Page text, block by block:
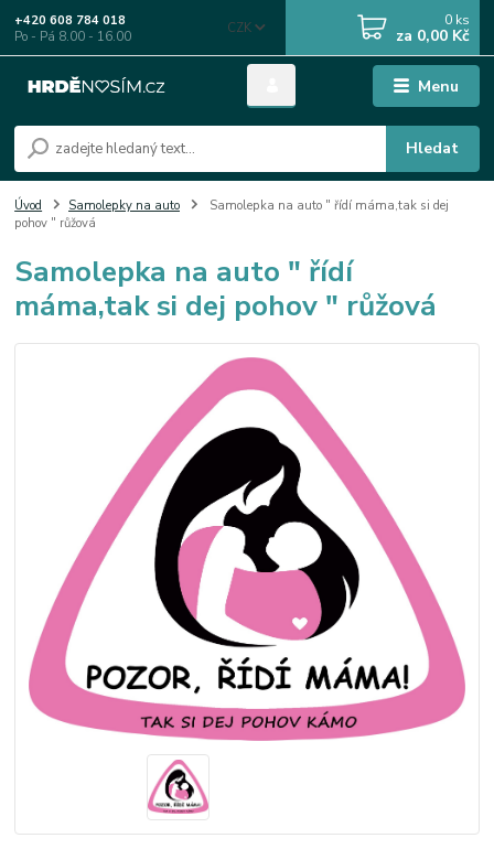
Menu
CZK
Hledat
+420 608 784 018
Po - Pá 8.00 - 16.00
0 ks
za 0,00 Kč
Úvod Samolepky na auto
Samolepka na auto " řídí máma,tak si dej
pohov " růžová
Samolepka na auto " řídí
máma,tak si dej pohov " růžová